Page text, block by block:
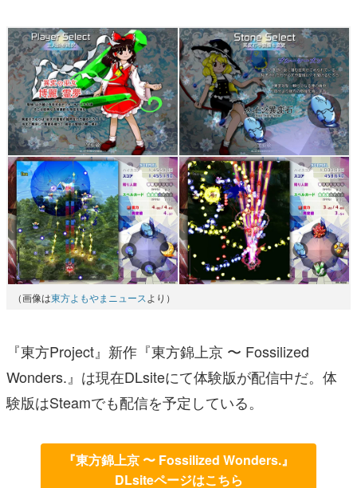
（画像は東方よもやまニュース より）
『東方Project』新作『東方錦上京 〜 Fossilized
Wonders.』は現在DLsiteにて体験版が配信中だ。体
験版はSteamでも配信を予定している。
『東方錦上京 〜 Fossilized Wonders.』
DLsiteページはこちら